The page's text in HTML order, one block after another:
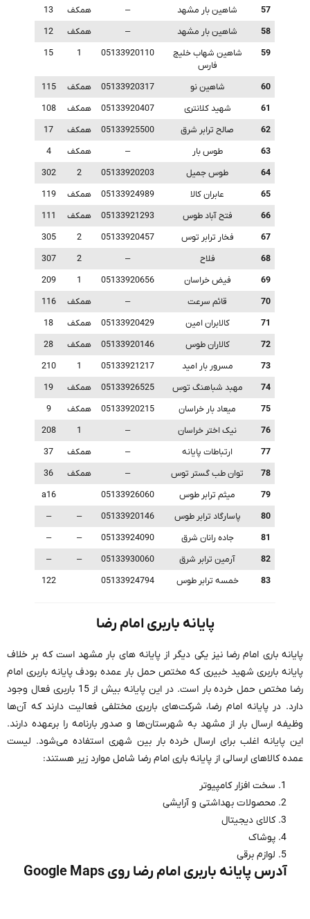
57
شاهین بار مشهد – همکف
13
58
شاهین بار مشهد – همکف
12
59
شاهین شهاب خلیج
فارس
05133920110
1
15
60 شاهین نو 05133920317 همکف
115
61
شهید کلانتری 05133920407 همکف
108
62
صالح ترابر شرق 05133925500 همکف
17
63
طوس بار – همکف
4
64
طوس جمیل 05133920203
2
302
65
عابران کالا 05133924989 همکف
119
66
فتح آباد طوس 05133921293 همکف
111
67
فخار ترابر توس 05133920457
2
305
68
فلاح –
2
307
69
فیض خراسان 05133920656
1
209
70
قائم سرعت – همکف
116
71
کالابران امین 05133920429 همکف
18
72
کالاران طوس 05133920146 همکف
28
73
مسرور بار امید 05133921217
1
210
74
مهبد شباهنگ توس 05133926525 همکف
19
75
میعاد بار خراسان 05133920215 همکف
9
76
نیک اختر خراسان –
1
208
77
ارتباطات پایانه – همکف
37
78
توان طب گستر توس – همکف
36
79
میثم ترابر طوس 05133926060
a16
80
پاسارگاد ترابر طوس 05133920146
–
–
81
جاده رانان شرق 05133924090
–
–
82
آرمین ترابر شرق 05133930060
–
–
83
خمسه ترابر طوس 05133924794
122
پایانه باربری امام رضا
پایانه باری امام رضا نیز یکی دیگر از پایانه های بار مشهد است که بر خلاف
پایانه باربری شهید خبیری که مختص حمل بار عمده بودف پایانه باربری امام
رضا مختص حمل خرده بار است. در این پایانه بیش از 15 باربری فعال وجود
دارد. در پایانه امام رضا، شرکت‌های باربری مختلفی فعالیت دارند که آن‌ها
وظیفه ارسال بار از مشهد به شهرستان‌ها و صدور بارنامه را برعهده دارند.
این پایانه اغلب برای ارسال خرده بار بین شهری استفاده می‌شود. لیست
عمده کالاهای ارسالی از پایانه باری امام رضا شامل موارد زیر هستند:
سخت افزار کامپیوتر
محصولات بهداشتی و آرایشی
کالای دیجیتال
پوشاک
لوازم برقی
آدرس پایانه باربری امام رضا روی Google Maps